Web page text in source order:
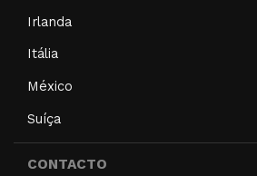
Irlanda
Itália
México
Suíça
CONTACTO